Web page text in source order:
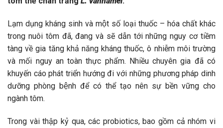
Lạm dụng kháng sinh và một số loại thuốc – hóa chất khác
trong nuôi tôm đã, đang và sẽ dẫn tới những nguy cơ tiềm
tàng về gia tăng khả năng kháng thuốc, ô nhiễm môi trường
và mối nguy an toàn thực phẩm. Nhiều chuyên gia đã có
khuyến cáo phát triển hướng đi với những phương pháp dinh
dưỡng phòng bệnh để có thể tạo nên sự bền vững cho
ngành tôm.
Trong vài thập kỷ qua, các probiotics, bao gồm cả nhóm vi